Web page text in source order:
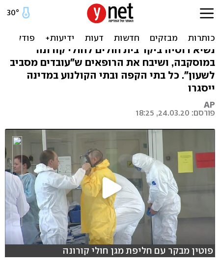
עם מסכה וחליפת מגן: פוטין
ביקר חולי קורונה
נשיא רוסיה ביקר בית חולים לחולי קורונה
במוסקבה, ושיבח את הרופאים ש"עובדים מסביב
לשעון". כל בתי הקפה ובתי הקולנוע במדינה
ייסגרו
AP
פורסם: 24.03.20, 18:25
פוטין מבקר עם חליפת מגן חולי קורונה